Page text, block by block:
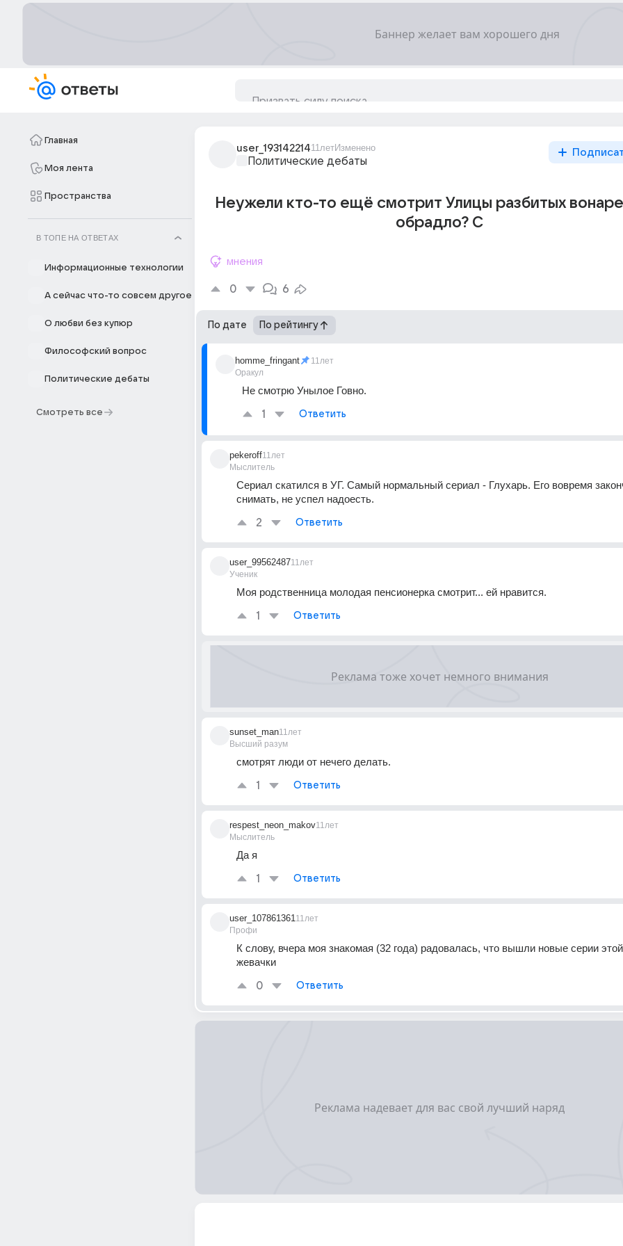
Главная
Моя лента
Пространства
В ТОПЕ НА ОТВЕТАХ
Информационные технологии
А сейчас что-то совсем другое
О любви без купюр
Философский вопрос
Политические дебаты
Смотреть все
user_19314221411летИзменено
Политические дебаты
Неужели кто-то ещё смотрит Улицы разбитых
обрадло? С
мнения
0 6
По дате По рейтингу
homme_fringant
Оракул
11лет
Не смотрю Унылое Говно.
1 Ответить
pekeroff
Мыслитель
11лет
Сериал скатился в УГ. Самый нормальный сериал - Глухарь. Его вовремя
снимать, не успел надоесть.
2 Ответить
user_99562487
Ученик
11лет
Моя родственница молодая пенсионерка смотрит... ей нравится.
1 Ответить
sunset_man
Высший разум
11лет
смотрят люди от нечего делать.
1 Ответить
respest_neon_makov
Мыслитель
11лет
Да я
1 Ответить
user_107861361
Профи
11лет
К слову, вчера моя знакомая (32 года) радовалась, что вышли новые серии
жевачки
0 Ответить